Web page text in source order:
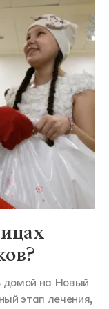
домой на Новый
этап лечения,